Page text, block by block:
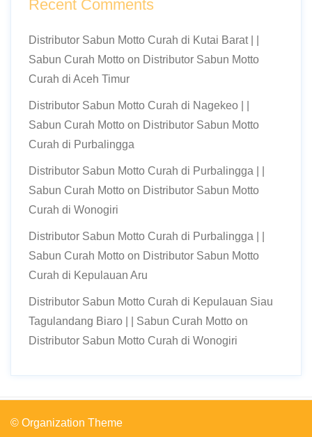
Recent Comments
Distributor Sabun Motto Curah di Kutai Barat | |
Sabun Curah Motto on Distributor Sabun Motto
Curah di Aceh Timur
Distributor Sabun Motto Curah di Nagekeo | |
Sabun Curah Motto on Distributor Sabun Motto
Curah di Purbalingga
Distributor Sabun Motto Curah di Purbalingga | |
Sabun Curah Motto on Distributor Sabun Motto
Curah di Wonogiri
Distributor Sabun Motto Curah di Purbalingga | |
Sabun Curah Motto on Distributor Sabun Motto
Curah di Kepulauan Aru
Distributor Sabun Motto Curah di Kepulauan Siau
Tagulandang Biaro | | Sabun Curah Motto on
Distributor Sabun Motto Curah di Wonogiri
© Organization Theme